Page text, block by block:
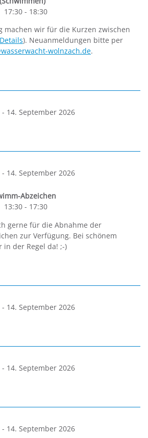
17:30 - 18:30
machen wir für die Kurzen zwischen
Details). Neuanmeldungen bitte per
wolnzach.de.
- 14. September 2026
- 14. September 2026
Abzeichen
13:30 - 17:30
gerne für die Abnahme der
zur Verfügung. Bei schönem
in der Regel da! ;-)
- 14. September 2026
- 14. September 2026
- 14. September 2026